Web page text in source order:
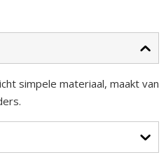
simpele materiaal, maakt van